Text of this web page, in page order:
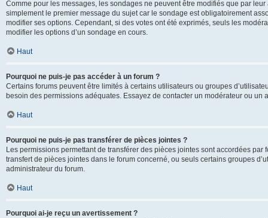
Comme pour les messages, les sondages ne peuvent être modifiés que par
simplement le premier message du sujet car le sondage est obligatoirement
modifier ses options. Cependant, si des votes ont été exprimés, seuls les
modifier les options d’un sondage en cours.
Haut
Pourquoi ne puis-je pas accéder à un forum ?
Certains forums peuvent être limités à certains utilisateurs ou groupes
besoin des permissions adéquates. Essayez de contacter un modérateur ou
Haut
Pourquoi ne puis-je pas transférer de pièces jointes ?
Les permissions permettant de transférer des pièces jointes sont accordées
transfert de pièces jointes dans le forum concerné, ou seuls certains groupes
administrateur du forum.
Haut
Pourquoi ai-je reçu un avertissement ?